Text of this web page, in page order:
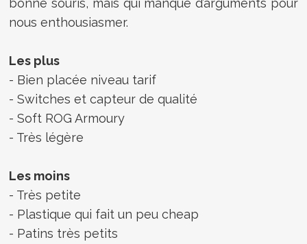
bonne souris, mais qui manque d’arguments pour
nous enthousiasmer.
Les plus
- Bien placée niveau tarif
- Switches et capteur de qualité
- Soft ROG Armoury
- Très légère
Les moins
- Très petite
- Plastique qui fait un peu cheap
- Patins très petits